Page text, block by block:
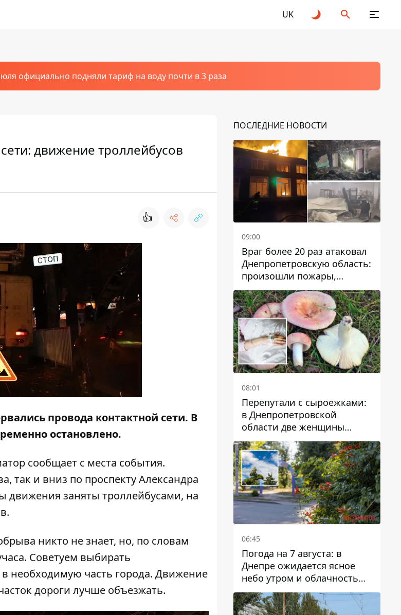
UK
официально подняли тариф на воду почти в 3 раза
движение троллейбусов
👍
провода контактной сети. В
остановлено.
сообщает с места события.
так и вниз по проспекту Александра
движения заняты троллейбусами, на
никто не знает, но, по словам
Советуем выбирать
необходимую часть города. Движение
дороги лучше объезжать.
ПОСЛЕДНИЕ НОВОСТИ
09:00
Враг более 20 раз атаковал
Днепропетровскую область:
произошли пожары,
повреждены дома,
инфраструктура и авто
08:01
Перепутали с сыроежками:
в Днепропетровской
области две женщины
отравились грибами
06:45
Погода на 7 августа: в
Днепре ожидается ясное
небо утром и облачность
после обеда